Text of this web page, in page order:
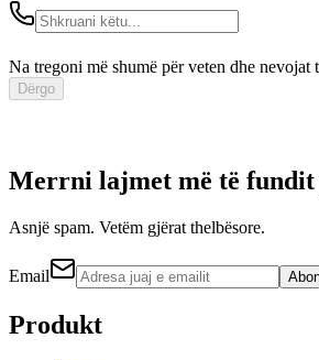
Na tregoni më shumë për veten dhe nevojat
Dërgo
Merrni lajmet më të fundit
Asnjë spam. Vetëm gjërat thelbësore.
Email
Produkt